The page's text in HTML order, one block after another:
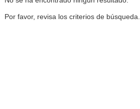
Por favor, revisa los criterios de búsqueda.